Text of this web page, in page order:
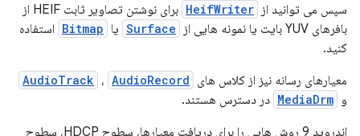
سپس می توانید از HeifWriter
برای نوشتن تصاویر ثابت HEIF از
بافرهای YUV بایت یا نمونه هایی از
Surface یا Bitmap استفاده
کنید.
معیارهای رسانه نیز از کلاس های
AudioTrack ، AudioRecord
و MediaDrm در دسترس هستند.
اندروید 9 روش هایی را برای دریافت معیارها، سطوح HDCP، سطوح